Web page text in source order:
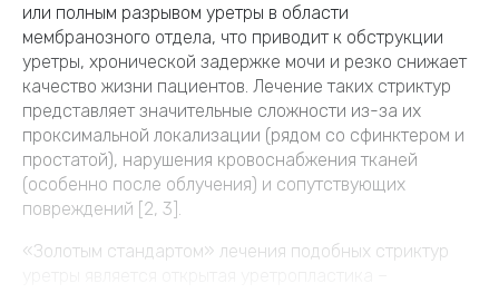
или полным разрывом уретры в области
мембранозного отдела, что приводит к обструкции
уретры, хронической задержке мочи и резко снижает
качество жизни пациентов. Лечение таких стриктур
представляет значительные сложности из-за их
проксимальной локализации (рядом со сфинктером и
простатой), нарушения кровоснабжения тканей
(особенно после облучения) и сопутствующих
повреждений [2, 3].
«Золотым стандартом» лечения подобных стриктур